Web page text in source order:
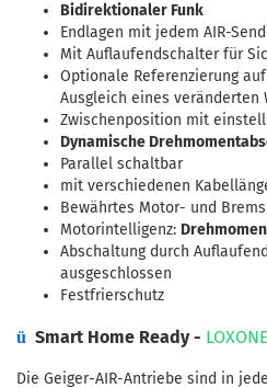
Bidirektionaler Funk
Endlagen mit jedem AIR-
Mit Auflaufendschalter für
Optionale Referenzierung
Ausgleich eines veränderten
Zwischenposition mit
Dynamische
Parallel schaltbar
mit verschiedenen
Bewährtes Motor- und
Motorintelligenz:
Abschaltung durch
ausgeschlossen
Festfrierschutz
ü Smart Home Ready - LOXONE
Die Geiger-AIR-Antriebe sind in